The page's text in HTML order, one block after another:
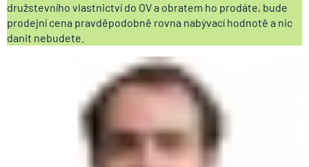
družstevního vlastnictví do OV a obratem ho prodáte, bude
prodejní cena pravděpodobně rovna nabývací hodnotě a nic
danit nebudete.